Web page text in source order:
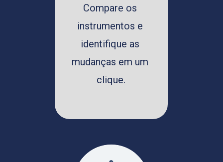
Compare os
instrumentos e
identifique as
mudanças em um
clique.